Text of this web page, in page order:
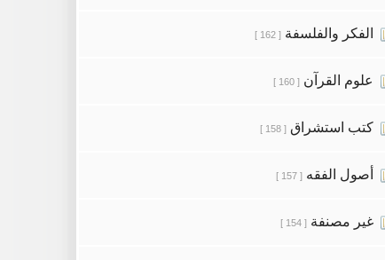
الفكر والفلسفة [ 162 ]
علوم القرآن [ 160 ]
كتب استشراق [ 158 ]
أصول الفقه [ 157 ]
غير مصنفة [ 154 ]